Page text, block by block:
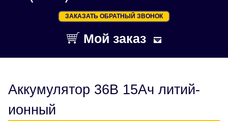
ЗАКАЗАТЬ ОБРАТНЫЙ ЗВОНОК
Мой заказ
Аккумулятор 36В 15Ач литий-
ионный